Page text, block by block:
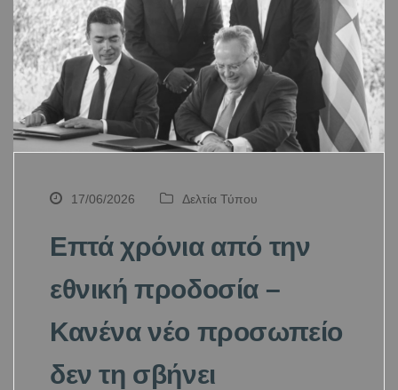
17/06/2026 Δελτία Τύπου
Επτά χρόνια από την
εθνική προδοσία –
Κανένα νέο προσωπείο
δεν τη σβήνει